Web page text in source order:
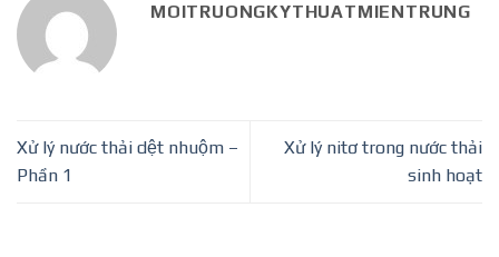
MOITRUONGKYTHUATMIENTRUNG
Xử lý nước thải dệt nhuộm –
Phần 1
Xử lý nitơ trong nước thải
sinh hoạt